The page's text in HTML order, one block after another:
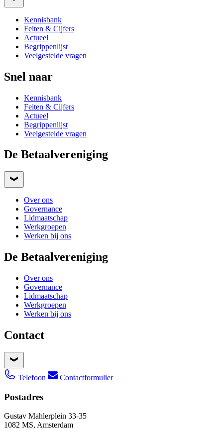
Kennisbank
Feiten & Cijfers
Actueel
Begrippenlijst
Veelgestelde vragen
Snel naar
Kennisbank
Feiten & Cijfers
Actueel
Begrippenlijst
Veelgestelde vragen
De Betaalvereniging
Over ons
Governance
Lidmaatschap
Werkgroepen
Werken bij ons
De Betaalvereniging
Over ons
Governance
Lidmaatschap
Werkgroepen
Werken bij ons
Contact
Telefoon Contactformulier
Postadres
Gustav Mahlerplein 33-35
1082 MS, Amsterdam